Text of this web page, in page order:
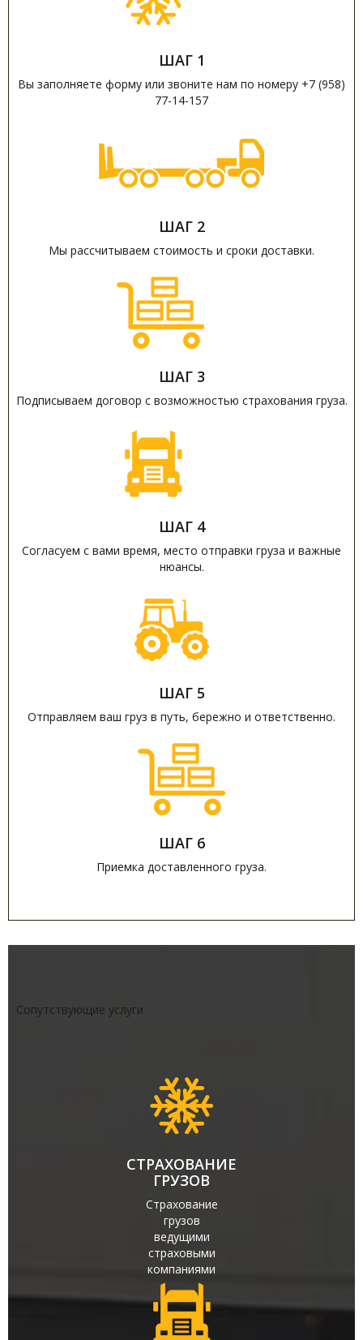
ШАГ 1
Вы заполняете форму или звоните нам по номеру +7 (958)
77-14-157
ШАГ 2
Мы рассчитываем стоимость и сроки доставки.
ШАГ 3
Подписываем договор с возможностью страхования груза.
ШАГ 4
Согласуем с вами время, место отправки груза и важные
нюансы.
ШАГ 5
Отправляем ваш груз в путь, бережно и ответственно.
ШАГ 6
Приемка доставленного груза.
Сопутствующие услуги
СТРАХОВАНИЕ
ГРУЗОВ
Страхование
грузов
ведущими
страховыми
компаниями